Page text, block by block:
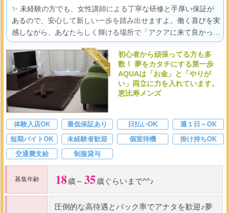
✨ 未経験の方でも、女性講師による丁寧な研修と手厚い保証が
あるので、安心して新しい一歩を踏み出せますよ。働く喜びを実
感しながら、あなたらしく輝ける場所で「アクアに来て良かっ
た！」と心から思える日々を始めませんか。
初心者から頑張ってる方も多
数！ 夢をカタチにする第一歩
AQUAは「お金」と「やりが
い」両立に力を入れています。
恵比寿メンズ
体験入店OK 最低保証あり 日払いOK
週１日～OK
短期バイトOK
未経験者歓迎 個室待機
掛け持ちOK
交通費支給
制服貸与
募集年齢 18歳～ 35歳ぐらいまで^^♪
圧倒的な高待遇とバック率でアナタを歓迎♪夢